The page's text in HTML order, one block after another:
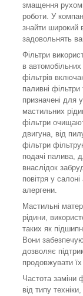
змащення
роботи. У
знайти широкий
задовольнять
Фільтри
в
фільтрів
паливні
призначені для
мастильних
фільтри
двигуна, від
фільтри
подачі палива,
внаслідок
повітря у
алергени.
Мастильні
рідини,
таких як
Вони
дозволяє
продовжувати
Частота заміни
від типу